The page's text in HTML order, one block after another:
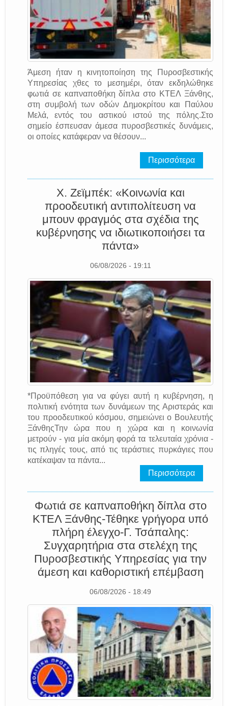
Άμεση ήταν η κινητοποίηση της Πυροσβεστικής
Υπηρεσίας χθες το μεσημέρι, όταν εκδηλώθηκε
φωτιά σε καπναποθήκη δίπλα στο ΚΤΕΛ Ξάνθης,
στη συμβολή των οδών Δημοκρίτου και Παύλου
Μελά, εντός του αστικού ιστού της πόλης.Στο
σημείο έσπευσαν άμεσα πυροσβεστικές δυνάμεις,
οι οποίες κατάφεραν να θέσουν...
Περισσότερα
Χ. Ζεϊμπέκ: «Κοινωνία και
προοδευτική αντιπολίτευση να
μπουν φραγμός στα σχέδια της
κυβέρνησης να ιδιωτικοποιήσει τα
πάντα»
06/08/2026 - 19:11
*Προϋπόθεση για να φύγει αυτή η κυβέρνηση, η
πολιτική ενότητα των δυνάμεων της Αριστεράς και
του προοδευτικού κόσμου, σημειώνει ο Βουλευτής
ΞάνθηςΤην ώρα που η χώρα και η κοινωνία
μετρούν - για μία ακόμη φορά τα τελευταία χρόνια -
τις πληγές τους, από τις τεράστιες πυρκάγιες που
κατέκαψαν τα πάντα...
Περισσότερα
Φωτιά σε καπναποθήκη δίπλα στο
ΚΤΕΛ Ξάνθης-Τέθηκε γρήγορα υπό
πλήρη έλεγχο-Γ. Τσάπαλης:
Συγχαρητήρια στα στελέχη της
Πυροσβεστικής Υπηρεσίας για την
άμεση και καθοριστική επέμβαση
06/08/2026 - 18:49